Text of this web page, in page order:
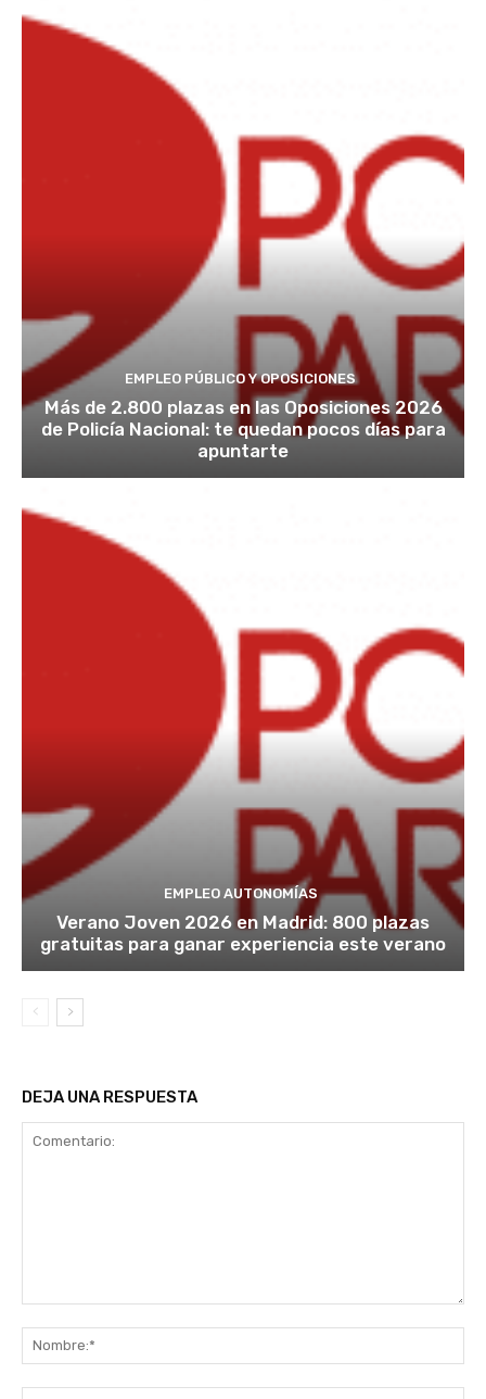
EMPLEO PÚBLICO Y OPOSICIONES
Más de 2.800 plazas en las Oposiciones 2026
de Policía Nacional: te quedan pocos días para
apuntarte
EMPLEO AUTONOMÍAS
Verano Joven 2026 en Madrid: 800 plazas
gratuitas para ganar experiencia este verano
DEJA UNA RESPUESTA